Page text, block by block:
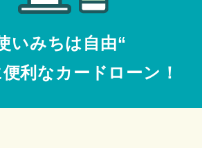
いみちは自由“
利なカードローン！